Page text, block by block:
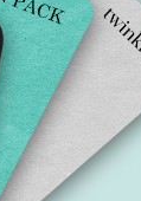
주말 및 공휴일 제
으신 분은 구매 전
1~2일 소요 (택배
능, 퀵서비스 가능
전 결제는 당일 제
우 고객센터 사전